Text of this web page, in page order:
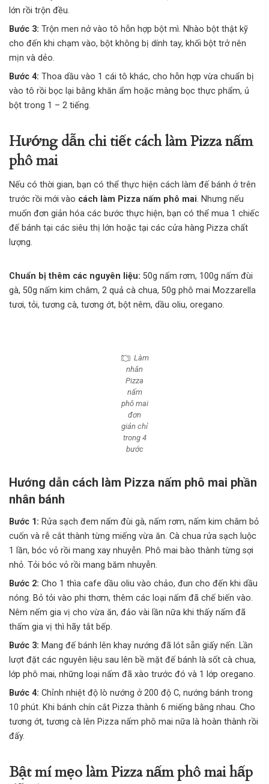
lớn rồi trộn đều.
Bước 3: Trộn men nở vào tô hỗn hợp bột mì. Nhào bột thật kỹ
cho đến khi chạm vào, bột không bị dính tay, khối bột trở nên
mịn và dẻo.
Bước 4: Thoa dầu vào 1 cái tô khác, cho hỗn hợp vừa chuẩn bị
vào tô rồi bọc lại bằng khăn ẩm hoặc màng bọc thực phẩm, ủ
bột trong 1 – 2 tiếng.
Hướng dẫn chi tiết cách làm Pizza nấm
phô mai
Nếu có thời gian, bạn có thể thực hiện cách làm đế bánh ở trên
trước rồi mới vào cách làm Pizza nấm phô mai. Nhưng nếu
muốn đơn giản hóa các bước thực hiện, bạn có thể mua 1 chiếc
đế bánh tại các siêu thị lớn hoặc tại các cửa hàng Pizza chất
lượng.
Chuẩn bị thêm các nguyên liệu: 50g nấm rơm, 100g nấm đùi
gà, 50g nấm kim châm, 2 quả cà chua, 50g phô mai Mozzarella
tươi, tỏi, tương cà, tương ớt, bột nêm, dầu oliu, oregano.
Làm
nhân
Pizza
nấm
phô mai
đơn
giản chỉ
trong 4
bước
Hướng dẫn cách làm Pizza nấm phô mai phần
nhân bánh
Bước 1: Rửa sạch đem nấm đùi gà, nấm rơm, nấm kim châm bỏ
cuốn và rễ cắt thành từng miếng vừa ăn. Cà chua rửa sạch luộc
1 lần, bóc vỏ rồi mang xay nhuyễn. Phô mai bào thành từng sợi
nhỏ. Tỏi bóc vỏ rồi mang băm nhuyễn.
Bước 2: Cho 1 thìa cafe dầu oliu vào chảo, đun cho đến khi dầu
nóng. Bỏ tỏi vào phi thơm, thêm các loại nấm đã chế biến vào.
Nêm nếm gia vị cho vừa ăn, đảo vài lần nữa khi thấy nấm đã
thấm gia vị thì hãy tắt bếp.
Bước 3: Mang đế bánh lên khay nướng đã lót sẵn giấy nến. Lần
lượt đặt các nguyên liệu sau lên bề mặt đế bánh là sốt cà chua,
lớp phô mai, những loại nấm đã xào trước đó và 1 lớp oregano.
Bước 4: Chỉnh nhiệt độ lò nướng ở 200 độ C, nướng bánh trong
10 phút. Khi bánh chín cắt Pizza thành 6 miếng bằng nhau. Cho
tương ớt, tương cà lên Pizza nấm phô mai nữa là hoàn thành rồi
đấy.
Bật mí mẹo làm Pizza nấm phô mai hấp